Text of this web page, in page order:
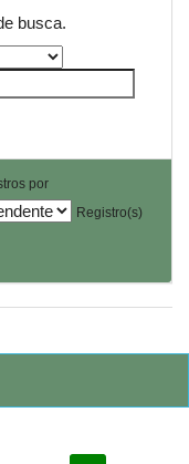
busca.
por
Registro(s)